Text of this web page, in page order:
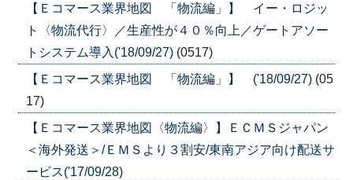
【Ｅコマース業界地図 「物流編」】 イー・ロジッ
ト〈物流代行〉／生産性が４０％向上／ゲートアソー
トシステム導入('18/09/27) (0517)
【Ｅコマース業界地図 「物流編」】 ('18/09/27) (05
17)
【Ｅコマース業界地図〈物流編〉】ＥＣＭＳジャパン
＜海外発送＞/ＥＭＳより３割安/東南アジア向け配送サ
ービス('17/09/28)